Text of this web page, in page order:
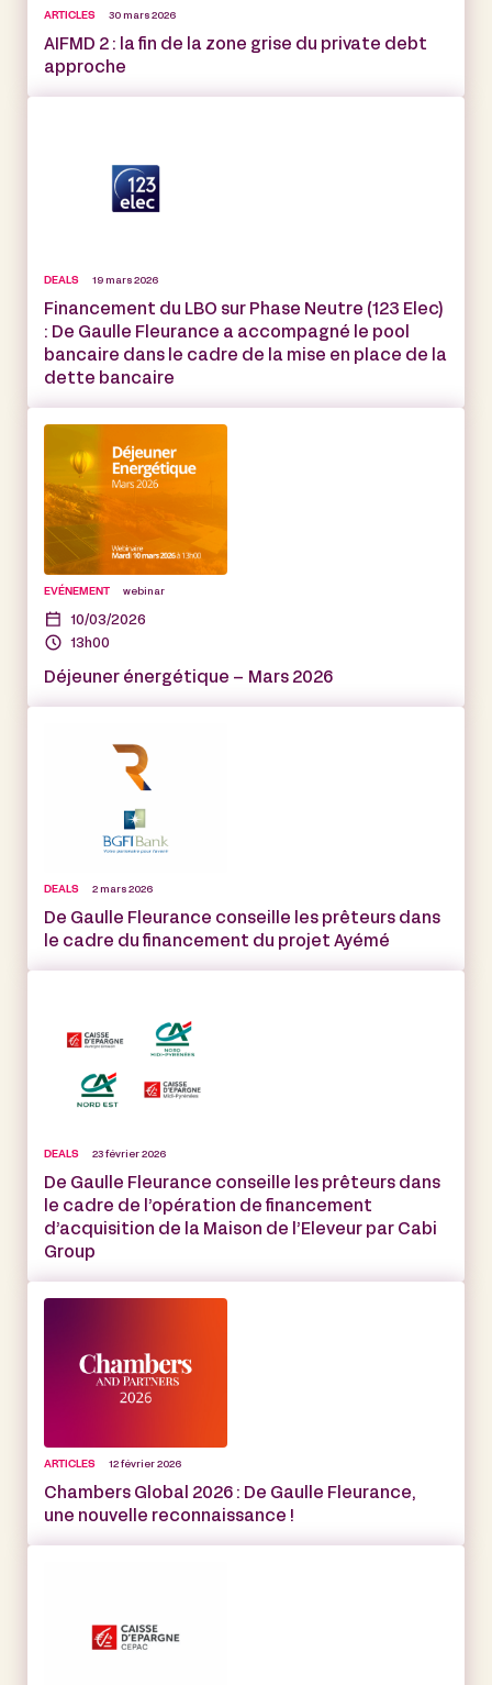
ARTICLES 30 mars 2026
AIFMD 2 : la fin de la zone grise du private debt
approche
DEALS 19 mars 2026
Financement du LBO sur Phase Neutre (123 Elec)
: De Gaulle Fleurance a accompagné le pool
bancaire dans le cadre de la mise en place de la
dette bancaire
EVÉNEMENT webinar
10/03/2026
13h00
Déjeuner énergétique – Mars 2026
DEALS 2 mars 2026
De Gaulle Fleurance conseille les prêteurs dans
le cadre du financement du projet Ayémé
DEALS 23 février 2026
De Gaulle Fleurance conseille les prêteurs dans
le cadre de l’opération de financement
d’acquisition de la Maison de l’Eleveur par Cabi
Group
ARTICLES 12 février 2026
Chambers Global 2026 : De Gaulle Fleurance,
une nouvelle reconnaissance !